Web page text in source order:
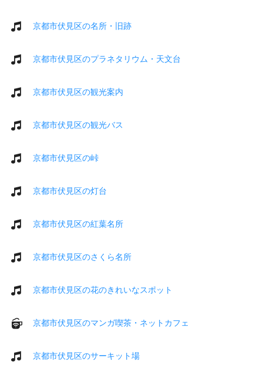
京都市伏見区の名所・旧跡
京都市伏見区のプラネタリウム・天文台
京都市伏見区の観光案内
京都市伏見区の観光バス
京都市伏見区の峠
京都市伏見区の灯台
京都市伏見区の紅葉名所
京都市伏見区のさくら名所
京都市伏見区の花のきれいなスポット
京都市伏見区のマンガ喫茶・ネットカフェ
京都市伏見区のサーキット場